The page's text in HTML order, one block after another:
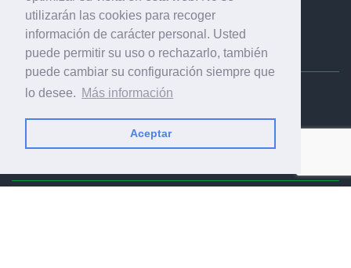
utilizarán las cookies para recoger
información de carácter personal. Usted
puede permitir su uso o rechazarlo, también
puede cambiar su configuración siempre que
lo desee. Más información
Aceptar
profesionales especializados en el mercado gráfico, la
comunicación visual y el envasado.
Ediciones Industria Gráfica, S.C.P.
Calle Fluvià 257, bajos, 08020 Barcelona (España)